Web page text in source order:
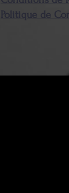
resteront à
Politique de